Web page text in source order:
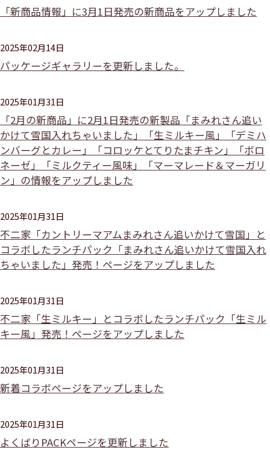
「新商品情報」に3月1日発売の新商品をアップしました
2025年02月14日
パッケージギャラリーを更新しました。
2025年01月31日
「2月の新商品」に2月1日発売の新製品「まみれさん追い
かけて雪国入れちゃいました」「生ミルキー風」「デミハ
ンバーグとカレー」「コロッケとてりたまチキン」「ボロ
ネーゼ」「ミルクティー風味」「マーマレード＆マーガリ
ン」の情報をアップしました
2025年01月31日
不二家「カントリーマアムまみれさん追いかけて雪国」と
コラボしたランチパック「まみれさん追いかけて雪国入れ
ちゃいました」発売！ページをアップしました
2025年01月31日
不二家「生ミルキー」とコラボしたランチパック「生ミル
キー風」発売！ページをアップしました
2025年01月31日
新着コラボページをアップしました
2025年01月31日
よくばりPACKページを更新しました